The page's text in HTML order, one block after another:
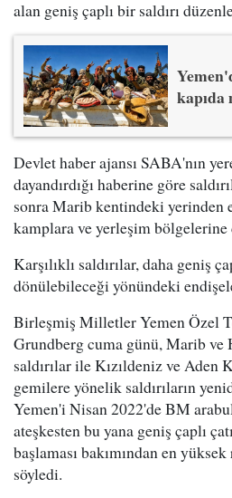
alan geniş çaplı bir saldırı
kapıda
Devlet haber ajansı SABA'nın
dayandırdığı haberine göre
sonra Marib kentindeki yerinden
kamplara ve yerleşim bölgelerine
Karşılıklı saldırılar, daha geniş
dönülebileceği yönündeki
Birleşmiş Milletler Yemen Özel
Grundberg cuma günü, Marib ve
saldırılar ile Kızıldeniz ve
gemilere yönelik saldırıların
Yemen'i Nisan 2022'de BM
ateşkesten bu yana geniş çaplı
başlaması bakımından en yüksek
söyledi.